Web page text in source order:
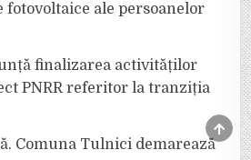
fotovoltaice ale persoanelor
finalizarea activităților
PNRR referitor la tranziția
Comuna Tulnici demarează TO
TOP